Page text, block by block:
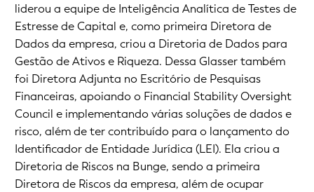
liderou a equipe de Inteligência Analítica de Testes de
Estresse de Capital e, como primeira Diretora de
Dados da empresa, criou a Diretoria de Dados para
Gestão de Ativos e Riqueza. Dessa Glasser também
foi Diretora Adjunta no Escritório de Pesquisas
Financeiras, apoiando o Financial Stability Oversight
Council e implementando várias soluções de dados e
risco, além de ter contribuído para o lançamento do
Identificador de Entidade Jurídica (LEI). Ela criou a
Diretoria de Riscos na Bunge, sendo a primeira
Diretora de Riscos da empresa, além de ocupar